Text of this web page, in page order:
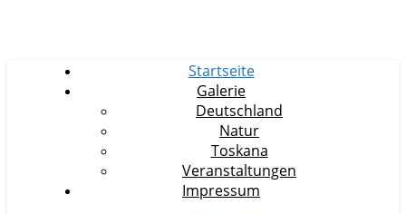
Startseite
Galerie
Deutschland
Natur
Toskana
Veranstaltungen
Impressum